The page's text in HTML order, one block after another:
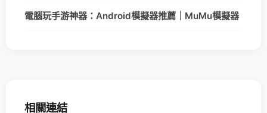
電腦玩手游神器：Android模擬器推薦｜MuMu模擬器
相關連結